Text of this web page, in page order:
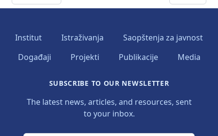
Institut Istraživanja
Saopštenja za javnost
Događaji
Projekti Publikacije Media
SUBSCRIBE TO OUR NEWSLETTER
The latest news, articles, and resources, sent
to your inbox.